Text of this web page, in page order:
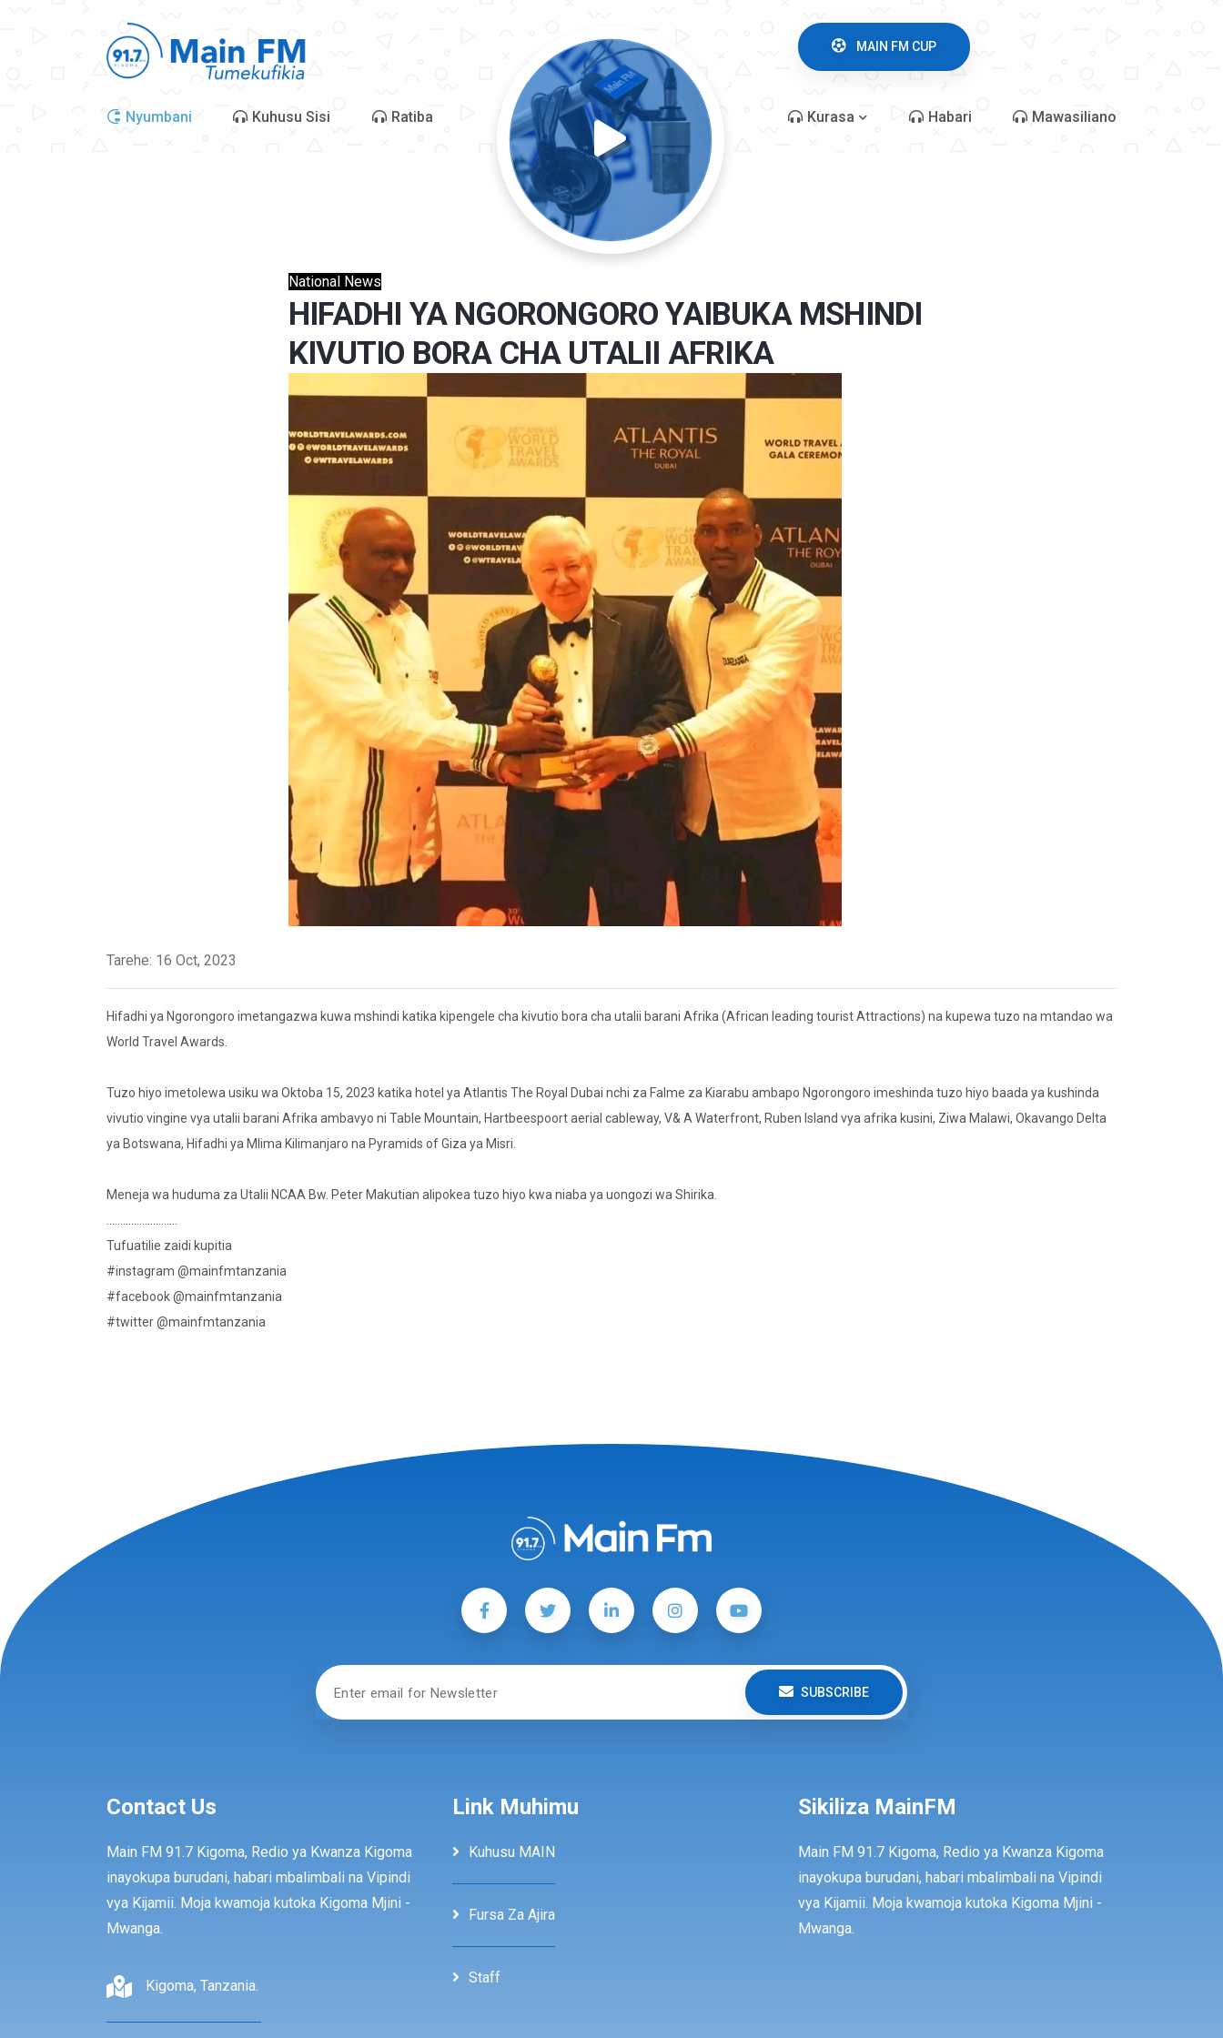
MAIN FM CUP
Nyumbani Kuhusu Sisi Ratiba Kurasa Habari Mawasiliano
National News
HIFADHI YA NGORONGORO YAIBUKA MSHINDI
KIVUTIO BORA CHA UTALII AFRIKA
Tarehe: 16 Oct, 2023
Hifadhi ya Ngorongoro imetangazwa kuwa mshindi katika kipengele cha kivutio bora cha utalii barani Afrika (African leading tourist Attractions) na kupewa tuzo na mtandao wa
World Travel Awards.
Tuzo hiyo imetolewa usiku wa Oktoba 15, 2023 katika hotel ya Atlantis The Royal Dubai nchi za Falme za Kiarabu ambapo Ngorongoro imeshinda tuzo hiyo baada ya kushinda
vivutio vingine vya utalii barani Afrika ambavyo ni Table Mountain, Hartbeespoort aerial cableway, V& A Waterfront, Ruben Island vya afrika kusini, Ziwa Malawi, Okavango Delta
ya Botswana, Hifadhi ya Mlima Kilimanjaro na Pyramids of Giza ya Misri.
Meneja wa huduma za Utalii NCAA Bw. Peter Makutian alipokea tuzo hiyo kwa niaba ya uongozi wa Shirika.
Tufuatilie zaidi kupitia
#instagram @mainfmtanzania
#facebook @mainfmtanzania
#twitter @mainfmtanzania
SUBSCRIBE
Contact Us
Main FM 91.7 Kigoma, Redio ya Kwanza Kigoma
inayokupa burudani, habari mbalimbali na Vipindi
vya Kijamii. Moja kwamoja kutoka Kigoma Mjini -
Mwanga.
Kigoma, Tanzania.
Link Muhimu
Kuhusu MAIN
Fursa Za Ajira
Staff
Sikiliza MainFM
Main FM 91.7 Kigoma, Redio ya Kwanza Kigoma
inayokupa burudani, habari mbalimbali na Vipindi
vya Kijamii. Moja kwamoja kutoka Kigoma Mjini -
Mwanga.